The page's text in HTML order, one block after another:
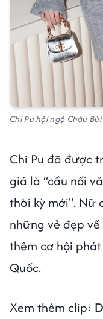
Chi Pu hội ngộ Châu
Chi Pu đã được
giá là “cầu nối
thời kỳ mới". Nữ
những vẻ đẹp
thêm cơ hội
Quốc.
Xem thêm clip: